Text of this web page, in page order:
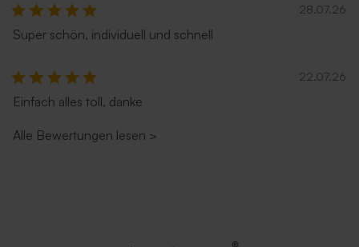
28.07.26
Super schön, individuell und schnell
22.07.26
Einfach alles toll, danke
Alle Bewertungen lesen >